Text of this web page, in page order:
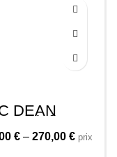
DEAN
fin
Bord Rond
€ – 270,00 € prix